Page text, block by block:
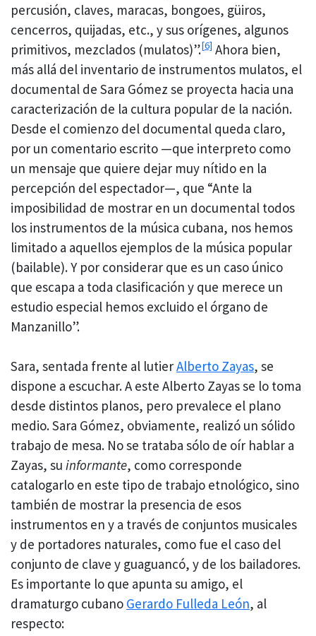
percusión, claves, maracas, bongoes, güiros,
cencerros, quijadas, etc., y sus orígenes, algunos
primitivos, mezclados (mulatos)”.[6] Ahora bien,
más allá del inventario de instrumentos mulatos, el
documental de Sara Gómez se proyecta hacia una
caracterización de la cultura popular de la nación.
Desde el comienzo del documental queda claro,
por un comentario escrito —que interpreto como
un mensaje que quiere dejar muy nítido en la
percepción del espectador—, que “Ante la
imposibilidad de mostrar en un documental todos
los instrumentos de la música cubana, nos hemos
limitado a aquellos ejemplos de la música popular
(bailable). Y por considerar que es un caso único
que escapa a toda clasificación y que merece un
estudio especial hemos excluido el órgano de
Manzanillo”.
Sara, sentada frente al lutierAlberto Zayas, se
dispone a escuchar. A este Alberto Zayas se lo toma
desde distintos planos, pero prevalece el plano
medio. Sara Gómez, obviamente, realizó un sólido
trabajo de mesa. No se trataba sólo de oír hablar a
Zayas, su informante, como corresponde
catalogarlo en este tipo de trabajo etnológico, sino
también de mostrar la presencia de esos
instrumentos en y a través de conjuntos musicales
y de portadores naturales, como fue el caso del
conjunto de clave y guaguancó, y de los bailadores.
Es importante lo que apunta su amigo, el
dramaturgo cubano Gerardo Fulleda León, al
respecto: